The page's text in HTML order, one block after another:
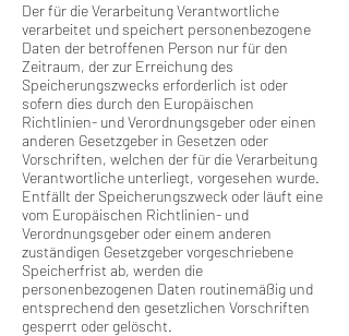
Der für die Verarbeitung Verantwortliche
verarbeitet und speichert personenbezogene
Daten der betroffenen Person nur für den
Zeitraum, der zur Erreichung des
Speicherungszwecks erforderlich ist oder
sofern dies durch den Europäischen
Richtlinien- und Verordnungsgeber oder einen
anderen Gesetzgeber in Gesetzen oder
Vorschriften, welchen der für die Verarbeitung
Verantwortliche unterliegt, vorgesehen wurde.
Entfällt der Speicherungszweck oder läuft eine
vom Europäischen Richtlinien- und
Verordnungsgeber oder einem anderen
zuständigen Gesetzgeber vorgeschriebene
Speicherfrist ab, werden die
personenbezogenen Daten routinemäßig und
entsprechend den gesetzlichen Vorschriften
gesperrt oder gelöscht.